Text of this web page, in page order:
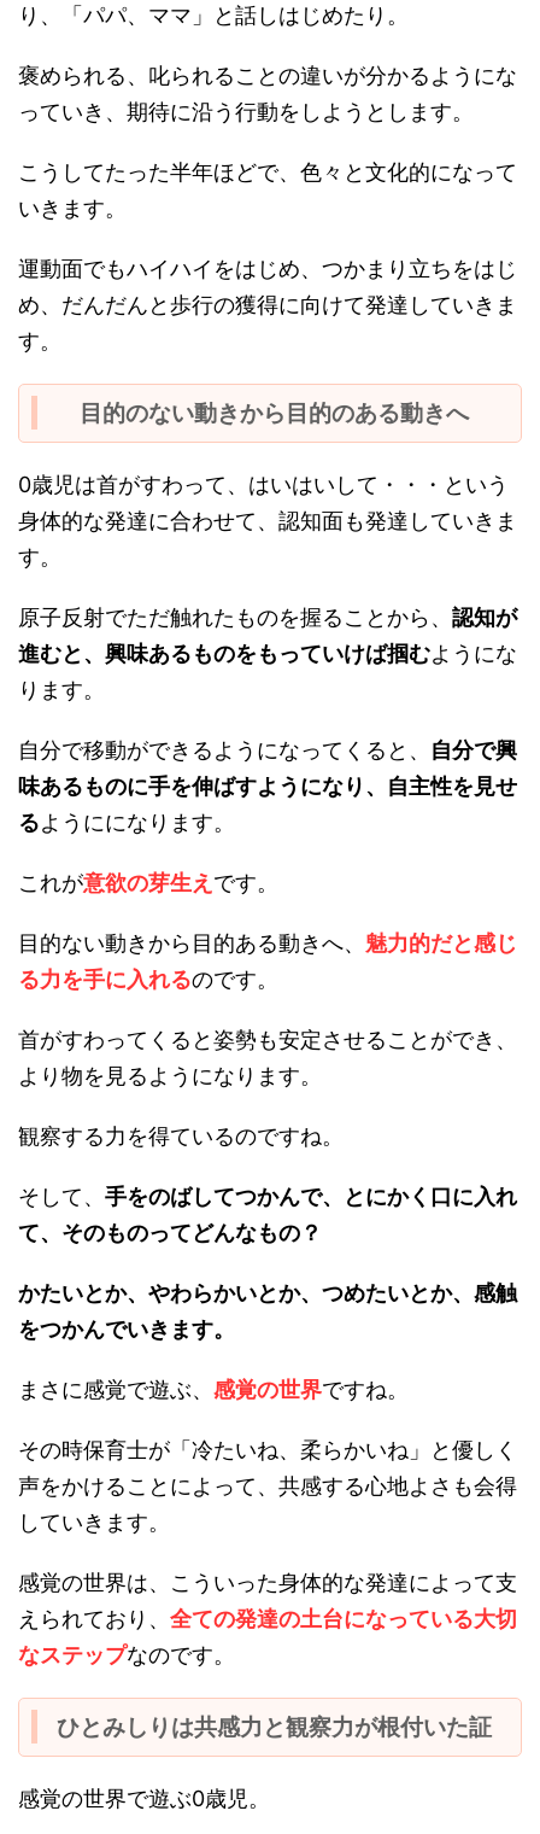
り、「パパ、ママ」と話しはじめたり。
褒められる、叱られることの違いが分かるようにな
っていき、期待に沿う行動をしようとします。
こうしてたった半年ほどで、色々と文化的になって
いきます。
運動面でもハイハイをはじめ、つかまり立ちをはじ
め、だんだんと歩行の獲得に向けて発達していきま
す。
目的のない動きから目的のある動きへ
0歳児は首がすわって、はいはいして・・・という
身体的な発達に合わせて、認知面も発達していきま
す。
原子反射でただ触れたものを握ることから、 認知が
進むと、興味あるものをもっていけば掴むようにな
ります。
自分で移動ができるようになってくると、 自分で興
味あるものに手を伸ばすようになり、自主性を見せ
るようにになります。
これが意欲の芽生え です。
目的ない動きから目的ある動きへ、 魅力的だと感じ
る力を手に入れるのです。
首がすわってくると姿勢も安定させることができ、
より物を見るようになります。
観察する力を得ているのですね。
そして、 手をのばしてつかんで、とにかく口に入れ
て、そのものってどんなもの？
かたいとか、やわらかいとか、つめたいとか、感触
をつかんでいきます。
まさに感覚で遊ぶ、 感覚の世界ですね。
その時保育士が「冷たいね、柔らかいね」と優しく
声をかけることによって、共感する心地よさも会得
していきます。
感覚の世界は、こういった身体的な発達によって支
えられており、 全ての発達の土台になっている大切
なステップなのです。
ひとみしりは共感力と観察力が根付いた証
感覚の世界で遊ぶ0歳児。